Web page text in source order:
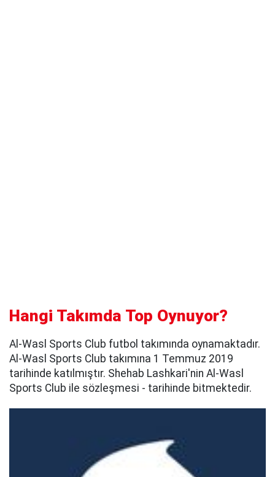
Hangi Takımda Top Oynuyor?
Al-Wasl Sports Club futbol takımında oynamaktadır.
Al-Wasl Sports Club takımına 1 Temmuz 2019
tarihinde katılmıştır. Shehab Lashkari'nin Al-Wasl
Sports Club ile sözleşmesi - tarihinde bitmektedir.